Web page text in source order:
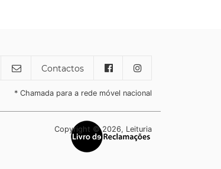
Contactos
* Chamada para a rede móvel nacional
Copyright © 2026, Leituria